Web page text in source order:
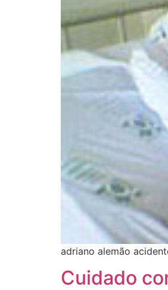
adriano alemão
Cuidado